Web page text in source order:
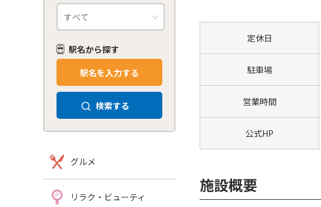
駅名から探す
駅名を入力する
検索する
グルメ
リラク・ビューティ
定休日
駐車場
営業時間
公式HP
施設概要